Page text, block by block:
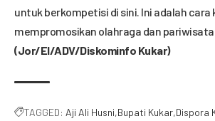
untuk berkompetisi di sini. Ini adalah cara
mempromosikan olahraga dan pariwisata
(Jor/El/ADV/Diskominfo Kukar)
TAGGED: Aji Ali Husni Bupati Kukar Dispora